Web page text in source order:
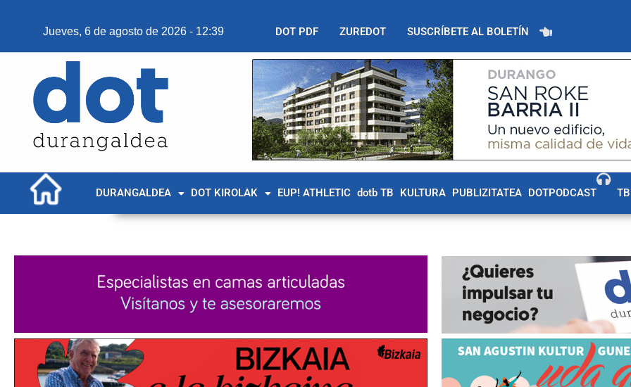
Jueves, 6 de agosto de 2026 - 12:39 DOT PDF ZUREDOT SUSCRÍBETE AL BOLETÍN
DURANGALDEA DOT KIROLAK EUP! ATHLETIC dotb TB KULTURA PUBLIZITATEA DOTPODCAST